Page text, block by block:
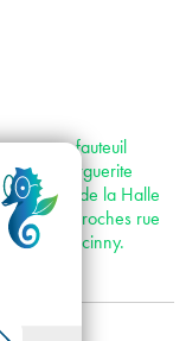
en fauteuil
la rue Marguerite
le long de la Halle
les plus proches rue
René Goscinny.